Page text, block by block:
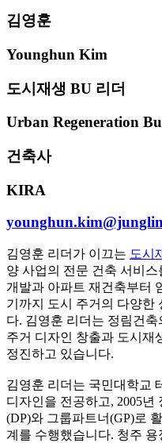
김영훈
Younghun Kim
도시재생 BU 리더
Urban Regeneration
건축사
KIRA
김영훈 리더가 이끄는 도시
양 사업의 전문 건축 서비
개발과 아파트 재건축부터
기까지 도시 주거의 다양한
다. 김영훈 리더는 정림건
주거 디자인 창출과 도시재
정진하고 있습니다.
김영훈 리더는 국민대학교
디자인을 전공하고, 2005년
(DP)와 그룹파트너(GP)로
계를 수행했습니다. 청주